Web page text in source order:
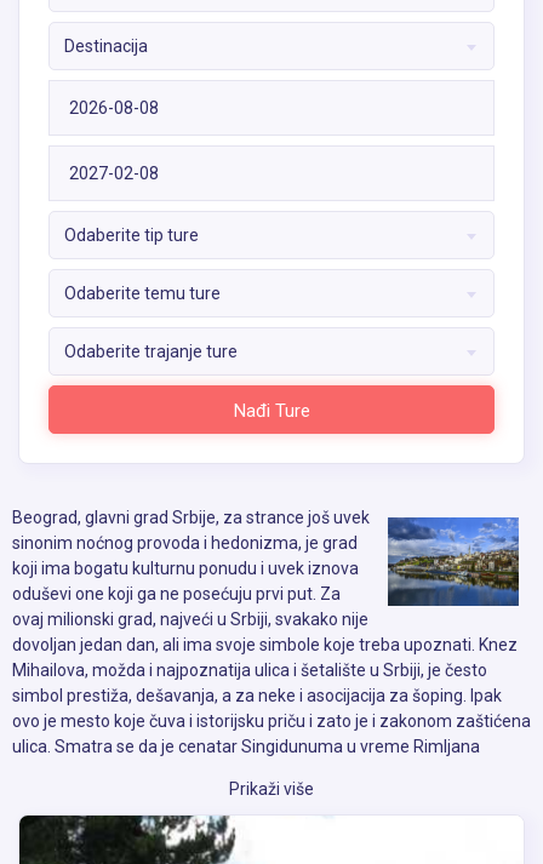
Destinacija
Odaberite tip ture
Odaberite temu ture
Odaberite trajanje ture
Nađi Ture
Beograd, glavni grad Srbije, za strance još uvek
sinonim noćnog provoda i hedonizma, je grad
koji ima bogatu kulturnu ponudu i uvek iznova
oduševi one koji ga ne posećuju prvi put. Za
ovaj milionski grad, najveći u Srbiji, svakako nije
dovoljan jedan dan, ali ima svoje simbole koje treba upoznati. Knez
Mihailova, možda i najpoznatija ulica i šetalište u Srbiji, je često
simbol prestiža, dešavanja, a za neke i asocijacija za šoping. Ipak
ovo je mesto koje čuva i istorijsku priču i zato je i zakonom zaštićena
ulica. Smatra se da je cenatar Singidunuma u vreme Rimljana
trgovniski i ugostiteljski objekti. Mnogi od objekata koji ovde stoje
nastali su krajem 18.veka, a neki su i posebno naznačeni zbog
značajnih ličnosti koji su tu živeli ili događaja koji su se tu dešavali.
Prikaži više